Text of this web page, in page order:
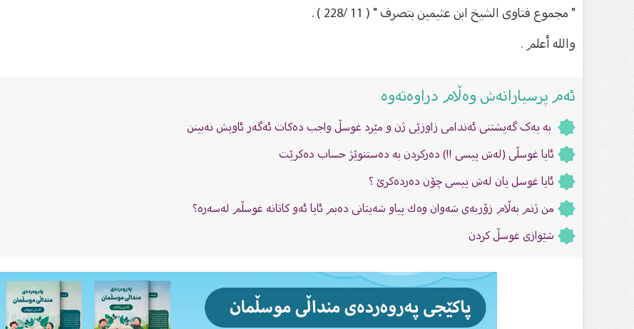
" مجموع فتاوى الشيخ ابن عثيمين بتصرف " ( 11 /228 ) .
والله أعلم .
ئەم پرسیارانەش وەڵام دراوەتەوە
بە یەک گەیشتنی ئەندامی زاوزێی ژن و مێرد غوسڵ واجب دەکات ئەگەر ئاویش نەبینن
ئایا غوسڵى (لەش پیسى !!) دەركردن بە دەستنوێژ حساب دەكرێت
ئایا غوسل یان لەش پیسى چۆن دەردەكرێ ؟
من ژنم بەڵام زۆربەى شەوان وەك پیاو شەیتانى دەبم ئایا ئەو كاتانە غوسڵم لەسەرە؟
شێوازى غوسڵ كردن